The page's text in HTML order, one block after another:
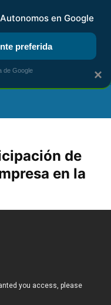
DIGITAL RENTA
de
en la
×
en Google
preferida
de Google